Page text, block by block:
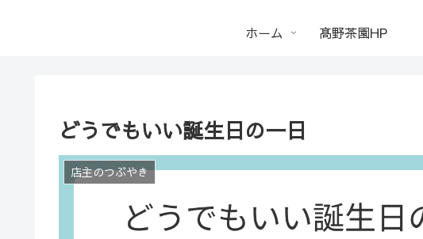
ホーム 髙野茶園HP
どうでもいい誕生日の一日
店主のつぶやき